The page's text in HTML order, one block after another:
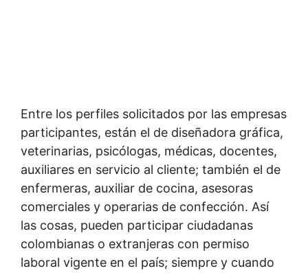
Entre los perfiles solicitados por las empresas
participantes, están el de diseñadora gráfica,
veterinarias, psicólogas, médicas, docentes,
auxiliares en servicio al cliente; también el de
enfermeras, auxiliar de cocina, asesoras
comerciales y operarias de confección. Así
las cosas, pueden participar ciudadanas
colombianas o extranjeras con permiso
laboral vigente en el país; siempre y cuando